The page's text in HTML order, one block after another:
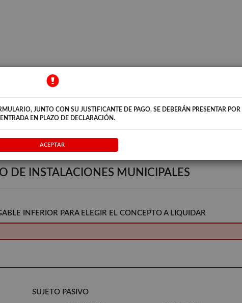
declaración o comunicación previa presentado por la Sede electrónica del
Adobe Acrobat Reader.
DE INSTALACIONES MUNICIPALES
INFERIOR PARA ELEGIR EL CONCEPTO A LIQUIDAR
SUJETO PASIVO
JUNTO CON SU JUSTIFICANTE DE PAGO, SE DEBERÁN PRESENTAR POR
ENTRADA EN PLAZO DE DECLARACIÓN.
ACEPTAR